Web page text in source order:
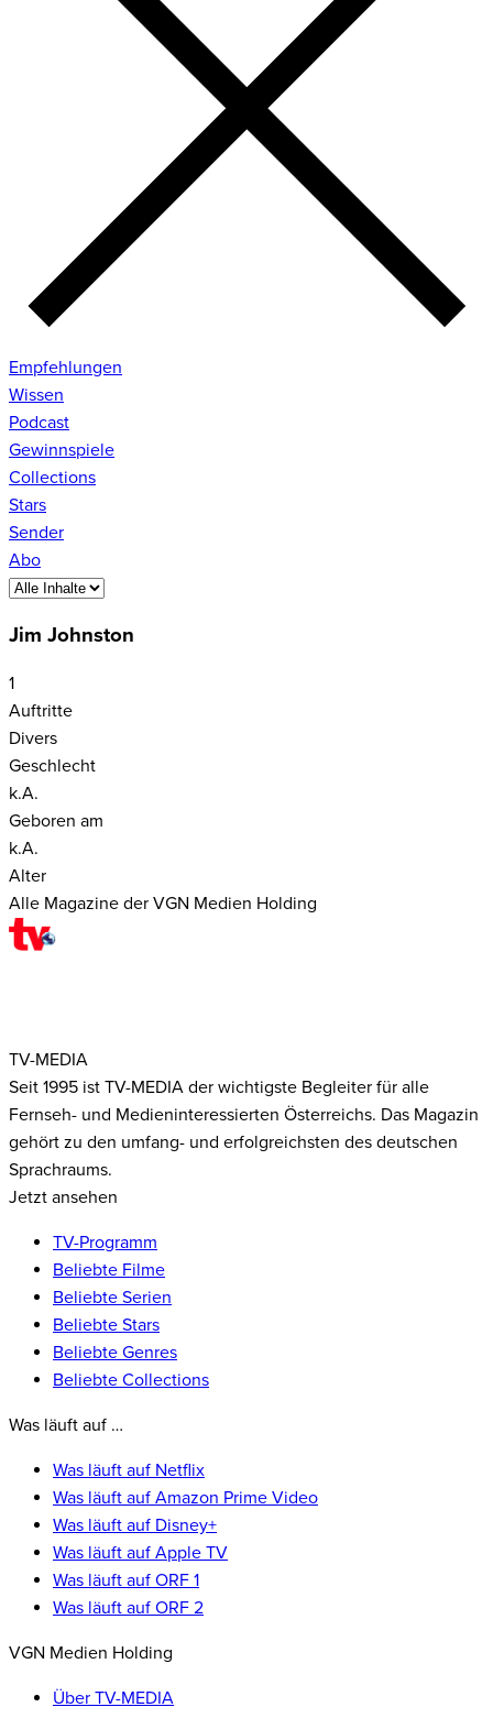
Empfehlungen
Wissen
Podcast
Gewinnspiele
Collections
Stars
Sender
Abo
Jim Johnston
1
Auftritte
Divers
Geschlecht
k.A.
Geboren am
k.A.
Alter
Alle Magazine der VGN Medien Holding
TV-MEDIA
Seit 1995 ist TV-MEDIA der wichtigste Begleiter für alle
Fernseh- und Medieninteressierten Österreichs. Das Magazin
gehört zu den umfang- und erfolgreichsten des deutschen
Sprachraums.
Jetzt ansehen
TV-Programm
Beliebte Filme
Beliebte Serien
Beliebte Stars
Beliebte Genres
Beliebte Collections
Was läuft auf …
Was läuft auf Netflix
Was läuft auf Amazon Prime Video
Was läuft auf Disney+
Was läuft auf Apple TV
Was läuft auf ORF 1
Was läuft auf ORF 2
VGN Medien Holding
Über TV-MEDIA